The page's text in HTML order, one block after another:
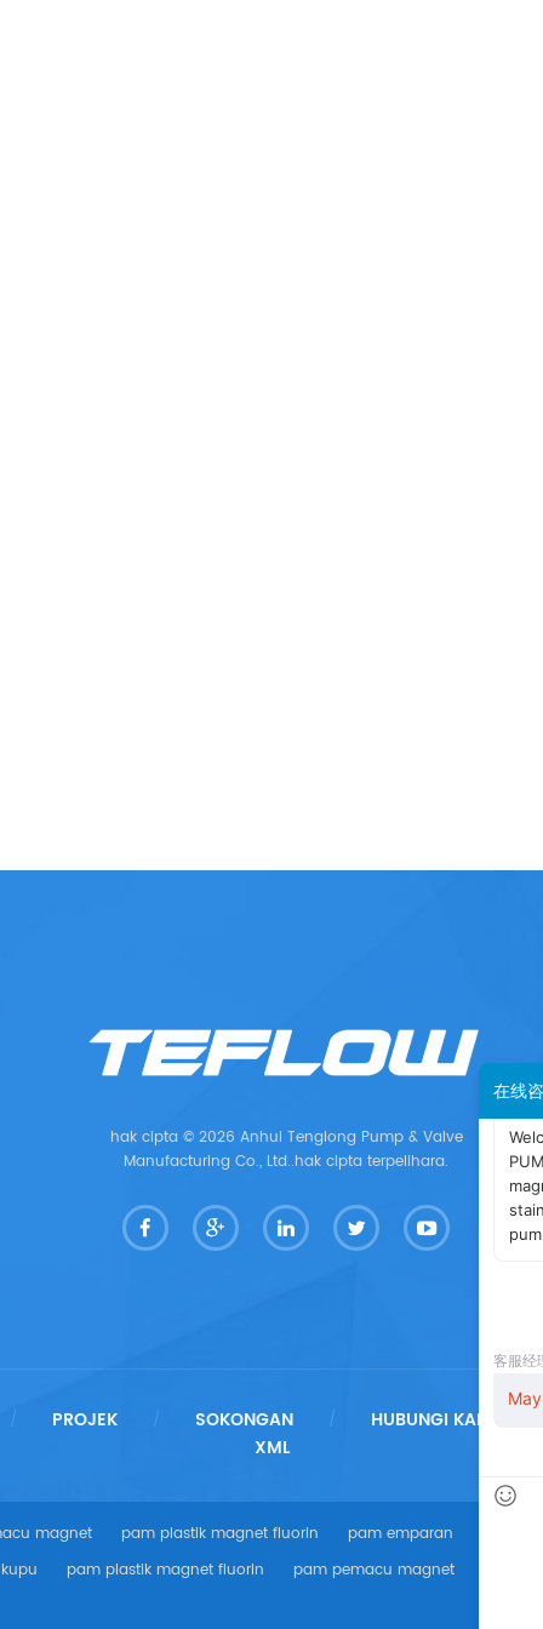
hak cipta © 2026 Anhui Tenglong Pump & Valve
Manufacturing Co., Ltd..hak cipta terpelihara.
/ PROJEK / SOKONGAN / HUBUNGI KAMI
XML
magnet pam plastik magnet fluorin pam emparan
pam plastik magnet fluorin pam pemacu magnet
在线